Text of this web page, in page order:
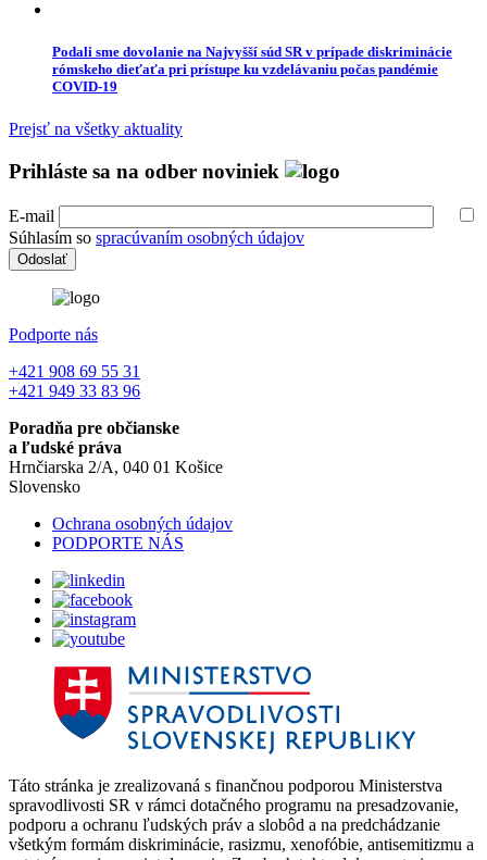
Podali sme dovolanie na Najvyšší súd SR v prípade diskriminácie
rómskeho dieťaťa pri prístupe ku vzdelávaniu počas pandémie
COVID-19
Prejsť na všetky aktuality
Prihláste sa na odber noviniek
E-mail
Súhlasím so spracúvaním osobných údajov
Podporte nás
+421 908 69 55 31
+421 949 33 83 96
Poradňa pre občianske
a ľudské práva
Hrnčiarska 2/A, 040 01 Košice
Slovensko
Ochrana osobných údajov
PODPORTE NÁS
Táto stránka je zrealizovaná s finančnou podporou Ministerstva
spravodlivosti SR v rámci dotačného programu na presadzovanie,
podporu a ochranu ľudských práv a slobôd a na predchádzanie
všetkým formám diskriminácie, rasizmu, xenofóbie, antisemitizmu a